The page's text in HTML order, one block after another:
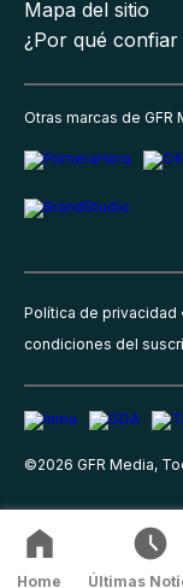
Mapa del sitio
¿Por qué
Otras marcas de GFR
Política de privacidad
condiciones del
©2026 GFR Media,
Home Últimas